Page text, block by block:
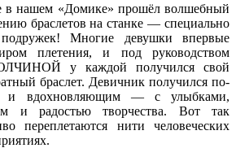
в нашем «Домике» прошёл волшебный
браслетов на станке — специально
Многие девушки впервые
плетения, и под руководством
у каждой получился свой
браслет. Девичник получился по-
и вдохновляющим — с улыбками,
и радостью творчества. Вот так
переплетаются нити человеческих